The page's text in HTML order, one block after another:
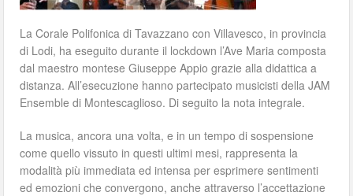
La Corale Polifonica di Tavazzano con Villavesco, in provincia
di Lodi, ha eseguito durante il lockdown l’Ave Maria composta
dal maestro montese Giuseppe Appio grazie alla didattica a
distanza. All’esecuzione hanno partecipato musicisti della JAM
Ensemble di Montescaglioso. Di seguito la nota integrale.
La musica, ancora una volta, e in un tempo di sospensione
come quello vissuto in questi ultimi mesi, rappresenta la
modalità più immediata ed intensa per esprimere sentimenti
ed emozioni che convergono, anche attraverso l’accettazione